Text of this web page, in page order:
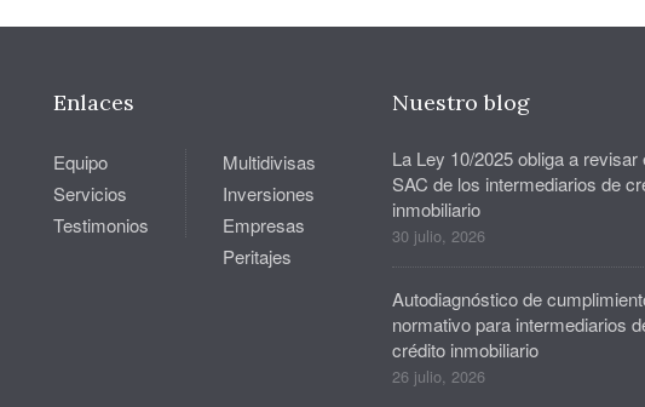
Enlaces
Equipo
Servicios
Testimonios
Multidivisas
Inversiones
Empresas
Peritajes
Nuestro blog
La Ley 10/2025 obliga a revisar
SAC de los intermediarios de
inmobiliario
30 julio, 2026
Autodiagnóstico de
normativo para intermediarios
crédito inmobiliario
26 julio, 2026